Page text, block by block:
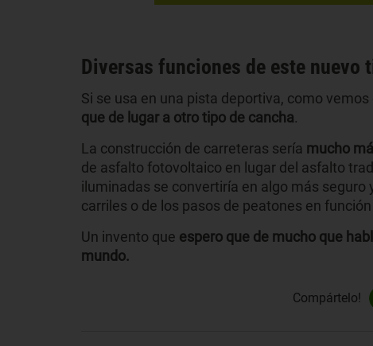
Diversas funciones de este nuevo
Si se usa en una pista deportiva, como vemos
que de lugar a otro tipo de cancha.
La construcción de carreteras sería mucho
de asfalto fotovoltaico en lugar del asfalto
iluminadas se convertiría en algo más
carriles o de los pasos de peatones en
Un invento que espero que de mucho que
mundo.
Compártelo!